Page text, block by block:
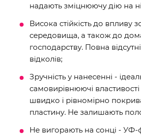
надають зміцнюючу дію на
Висока стійкість до впливу
середовища, а також до
господарству. Повна
відколів;
Зручність у нанесенні -
самовирівнюючі
швидко і рівномірно
пластину. Не залишають
Не вигорають на сонці - УФ-